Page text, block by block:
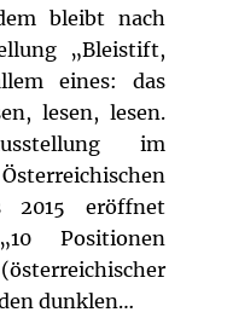
bleibt nach
„Bleistift,
eines: das
lesen, lesen.
im
2015 eröffnet
Positionen
dunklen…